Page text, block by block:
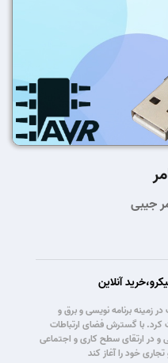
آنلاین
زمینه برنامه نویسی و برق و
شروع به فعالیت کرد. با گسترش فضای ارتباطات
و در ارتقای سطح کاری و اجتماعی
خود را آغاز کند